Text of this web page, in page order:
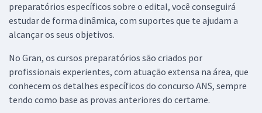
preparatórios específicos sobre o edital, você conseguirá
estudar de forma dinâmica, com suportes que te ajudam a
alcançar os seus objetivos.
No Gran, os cursos preparatórios são criados por
profissionais experientes, com atuação extensa na área, que
conhecem os detalhes específicos do concurso ANS, sempre
tendo como base as provas anteriores do certame.